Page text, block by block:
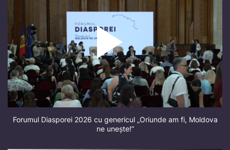
Forumul Diasporei 2026 cu genericul „Oriunde am fi, Moldova
ne unește!”